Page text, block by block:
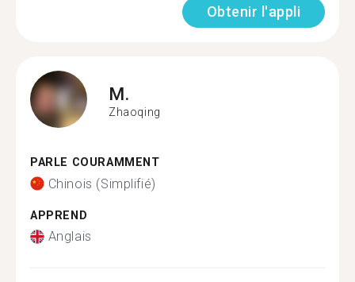
Obtenir l'appli
M.
Zhaoqing
PARLE COURAMMENT
Chinois (Simplifié)
APPREND
Anglais